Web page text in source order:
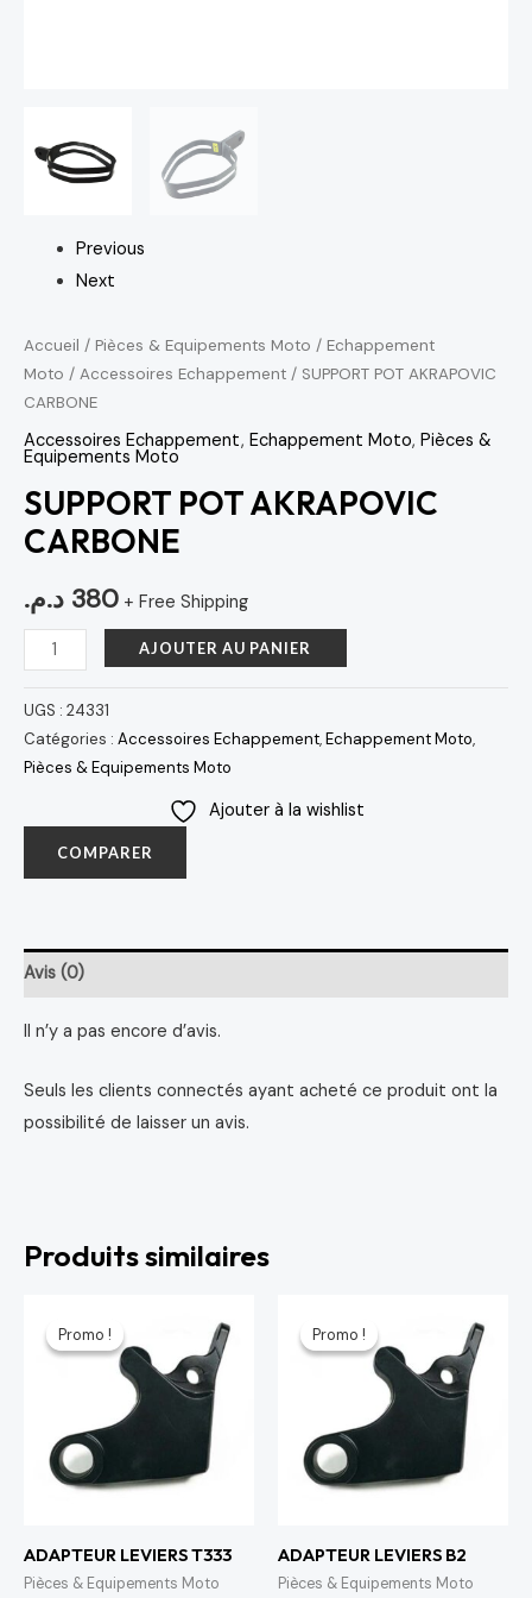
Previous
Next
Accueil / Pièces & Equipements Moto / Echappement
Moto / Accessoires Echappement / SUPPORT POT AKRAPOVIC
CARBONE
Accessoires Echappement, Echappement Moto, Pièces &
Equipements Moto
SUPPORT POT AKRAPOVIC
CARBONE
380 د.م. + Free Shipping
AJOUTER AU PANIER
UGS : 24331
Catégories : Accessoires Echappement,Echappement Moto,
Pièces & Equipements Moto
Ajouter à la wishlist
COMPARER
Avis (0)
Il n’y a pas encore d’avis.
Seuls les clients connectés ayant acheté ce produit ont la
possibilité de laisser un avis.
Produits similaires
Promo !
Promo !
ADAPTEUR LEVIERS T333
Pièces & Equipements Moto
initial actuel
est :
64 د.م..
Promo !
Promo !
ADAPTEUR LEVIERS B2
Pièces & Equipements Moto
initial actuel
est :
64 د.م..